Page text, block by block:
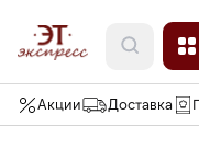
Акции Доставка